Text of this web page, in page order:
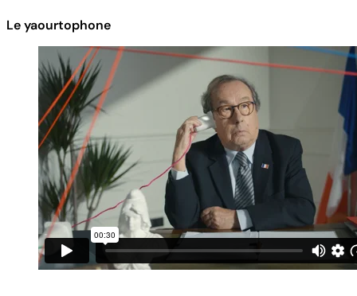
Le yaourtophone